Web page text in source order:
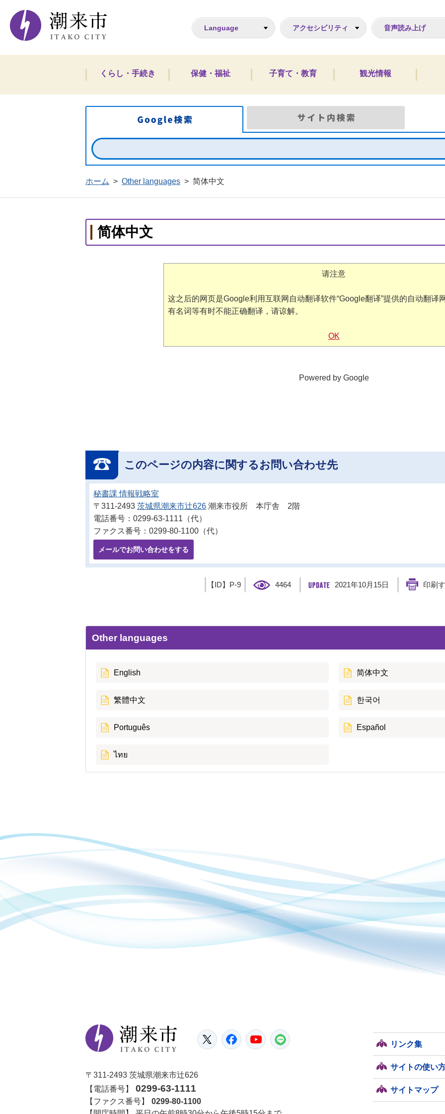
潮来市ホームページ
Language アクセシビリティ 音声読み上げ
くらし・手続き 保健・福祉 子育て・教育 観光情報
Google検索
ホーム > Other languages > 简体中文
简体中文
请注意
这之后的网页是Google利用互联网自动翻译软件“Google翻译”提供的自动翻译
有名词等有时不能正确翻译，请谅解。
OK
Powered by Google
このページの内容に関するお問い合わせ先
秘書課 情報戦略室
〒311-2493 茨城県潮来市辻626 潮来市役所 本庁舎 2階
電話番号：0299-63-1111（代）
ファクス番号：0299-80-1100（代）
メールでお問い合わせをする
【ID】 P-9 4464 2021年10月15日 印刷
Other languages
English 简体中文
繁體中文 한국어
Português Español
ไทย
潮来市
Twitter FacebookYouTube
〒311-2493 茨城県潮来市辻626
【電話番号】
0299-63-1111
【ファクス番号】
0299-80-1100
リンク集
サイトの使い
サイトマップ